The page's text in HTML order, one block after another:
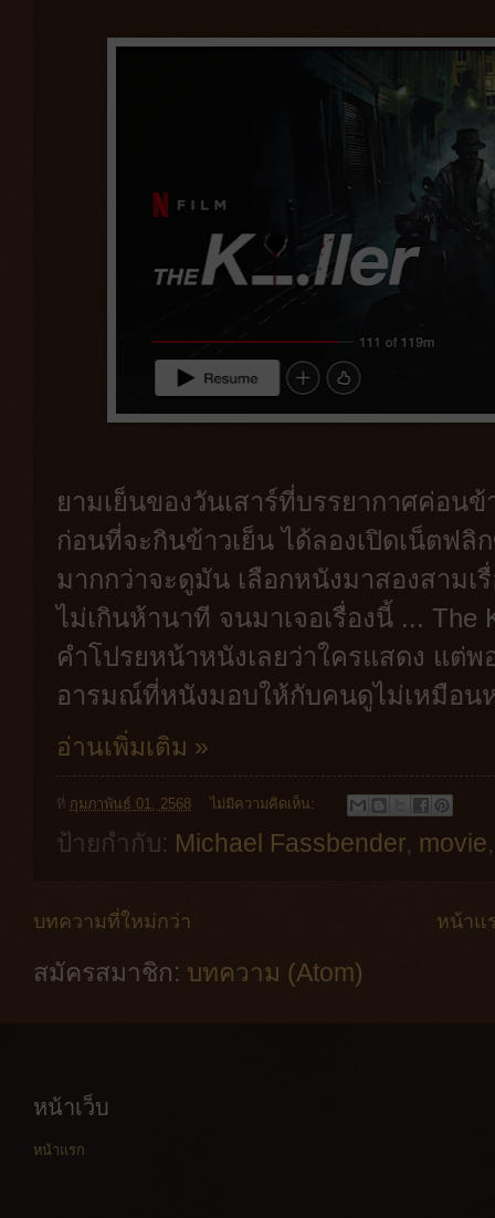
ยามเย็นของวันเสาร์ที่บรรยากาศค่อน
ก่อนที่จะกินข้าวเย็น ได้ลองเปิดเน็ตฟลิ
มากกว่าจะดูมัน เลือกหนังมาสองสามเ
ไม่เกินห้านาที จนมาเจอเรื่องนี้ ... The
คำโปรยหน้าหนังเลยว่าใครแสดง แต่พ
อารมณ์ที่หนังมอบให้กับคนดูไม่เหมือน
อ่านเพิ่มเติม »
ที่ กุมภาพันธ์ 01, 2568 ไม่มีความคิดเห็น:
ป้ายกำกับ: Michael Fassbender, movie
บทความที่ใหม่กว่า หน้าแ
สมัครสมาชิก: บทความ (Atom)
หน้าเว็บ
หน้าแรก